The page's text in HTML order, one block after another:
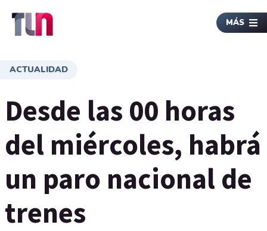
MÁS
ACTUALIDAD
Desde las 00 horas
del miércoles, habrá
un paro nacional de
trenes